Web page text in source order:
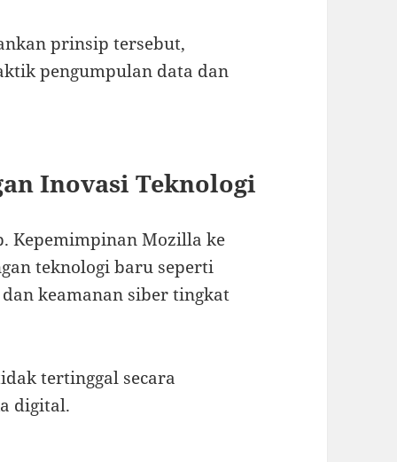
prinsip tersebut,
pengumpulan data dan
Inovasi Teknologi
Kepemimpinan Mozilla ke
teknologi baru seperti
keamanan siber tingkat
tertinggal secara
digital.